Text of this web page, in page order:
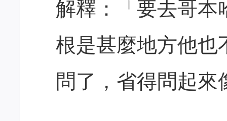
解釋：「要去哥本
根是甚麼地方他也
問了，省得問起來